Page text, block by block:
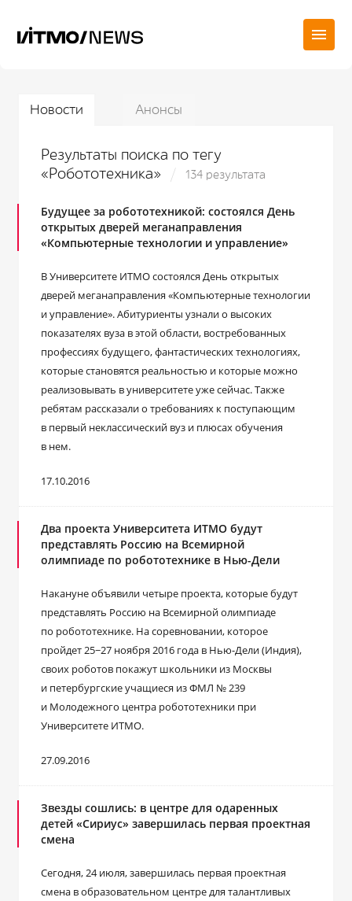
Новости Анонсы
Результаты поиска по тегу
«Робототехника»
134 результата
Будущее за робототехникой: состоялся День
открытых дверей меганаправления
«Компьютерные технологии и управление»
В Университете ИТМО состоялся День открытых
дверей меганаправления «Компьютерные технологии
и управление». Абитуриенты узнали о высоких
показателях вуза в этой области, востребованных
профессиях будущего, фантастических технологиях,
которые становятся реальностью и которые можно
реализовывать в университете уже сейчас. Также
ребятам рассказали о требованиях к поступающим
в первый неклассический вуз и плюсах обучения
в нем.
17.10.2016
Два проекта Университета ИТМО будут
представлять Россию на Всемирной
олимпиаде по робототехнике в Нью-Дели
Накануне объявили четыре проекта, которые будут
представлять Россию на Всемирной олимпиаде
по робототехнике. На соревновании, которое
пройдет 25−27 ноября 2016 года в Нью-Дели (Индия),
своих роботов покажут школьники из Москвы
и петербургские учащиеся из ФМЛ № 239
и Молодежного центра робототехники при
Университете ИТМО.
27.09.2016
Звезды сошлись: в центре для одаренных
детей «Сириус» завершилась первая проектная
смена
Сегодня, 24 июля, завершилась первая проектная
смена в образовательном центре для талантливых